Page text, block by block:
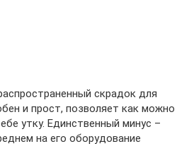
скрадок для
и прост, позволяет как можно
утку. Единственный минус –
на его оборудование